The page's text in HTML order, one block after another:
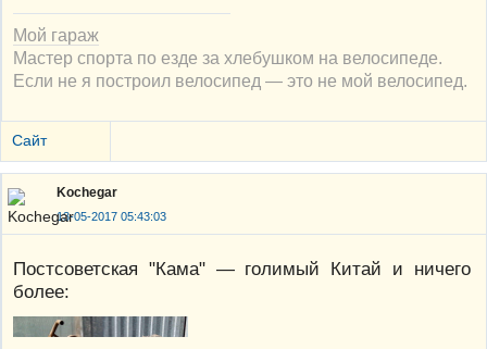
Мой гараж
Мастер спорта по езде за хлебушком на велосипеде.
Если не я построил велосипед — это не мой велосипед.
Сайт
Kochegar
13-05-2017 05:43:03
Постсоветская "Кама" — голимый Китай и ничего
более: